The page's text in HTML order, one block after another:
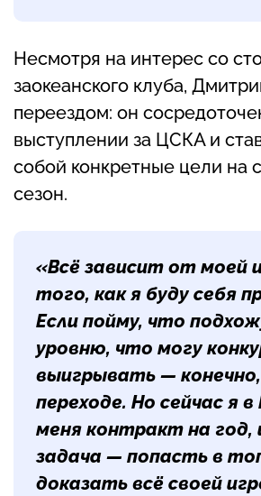
Несмотря на интерес со
заокеанского клуба,
переездом: он
выступлении за ЦСКА и
собой конкретные цели на
сезон.
«Всё зависит от моей
того, как я буду себя
Если пойму, что
уровню, что могу
выигрывать —
переходе. Но сейчас я в
меня контракт на год,
задача — попасть в
доказать всё своей